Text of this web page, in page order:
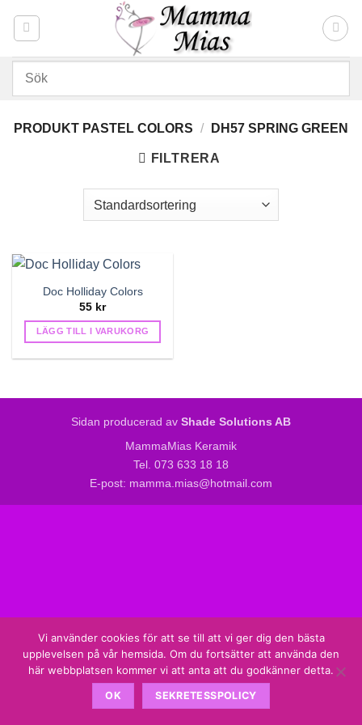
PRODUKT PASTEL COLORS / DH57 SPRING GREEN
FILTRERA
Doc Holliday Colors
55 kr
LÄGG TILL I VARUKORG
Sidan producerad av Shade Solutions AB
MammaMias Keramik
Tel. 073 633 18 18
E-post: mamma.mias@hotmail.com
Vi använder cookies för att se till att vi ger dig den bästa
upplevelsen på vår hemsida. Om du fortsätter att använda den
här webbplatsen kommer vi att anta att du godkänner detta.
OK SEKRETESSPOLICY